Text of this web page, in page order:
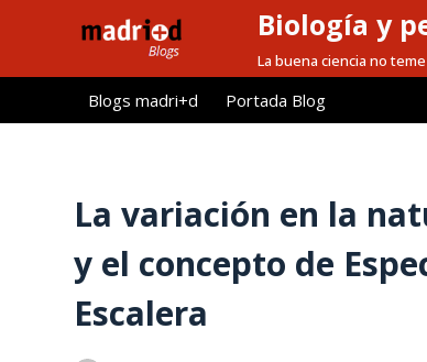
l
Biología y
La buena ciencia no
Blogs madri+d Portada Blog
La variación en la
y el concepto de
Escalera